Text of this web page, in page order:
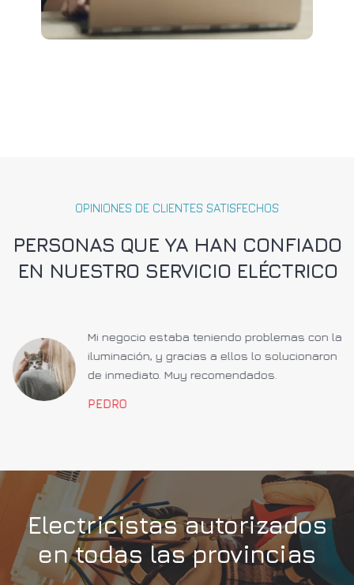
OPINIONES DE CLIENTES SATISFECHOS
PERSONAS QUE YA HAN CONFIADO
EN NUESTRO SERVICIO ELÉCTRICO
Mi negocio estaba teniendo problemas con la
iluminación, y gracias a ellos lo solucionaron
de inmediato. Muy recomendados.
PEDRO
Electricistas autorizados
en todas las provincias